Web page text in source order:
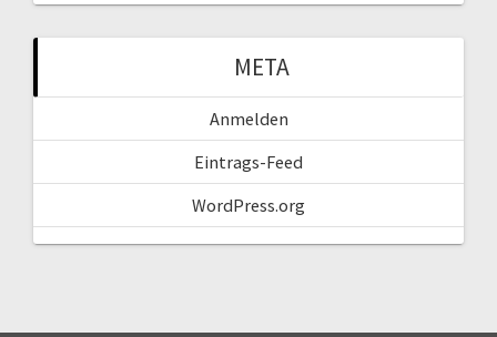
META
Anmelden
Eintrags-Feed
WordPress.org